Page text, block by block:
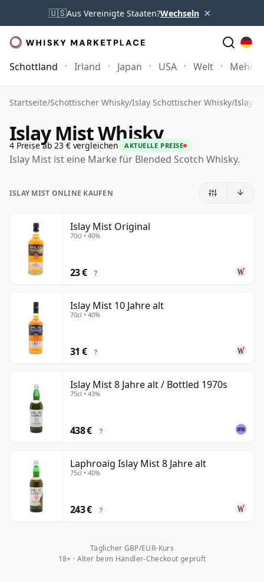
🇺🇸Aus Vereinigte Staaten?Wechseln ×
Schottland Irland Japan USA Welt Mehr
Startseite/Schottischer Whisky/Islay Schottischer Whisky/Islay
Islay Mist Whisky
4 Preise ab 23 € vergleichen AKTUELLE PREISE
Islay Mist ist eine Marke für Blended Scotch Whisky.
ISLAY MIST ONLINE KAUFEN
Islay Mist Original
70cl • 40%
23 € ?
Islay Mist 10 Jahre alt
70cl • 40%
31 € ?
Islay Mist 8 Jahre alt / Bottled 1970s
75cl • 43%
438 € ?
Laphroaig Islay Mist 8 Jahre alt
75cl • 40%
243 € ?
Täglicher GBP/EUR-Kurs
18+ · Alter beim Händler-Checkout geprüft